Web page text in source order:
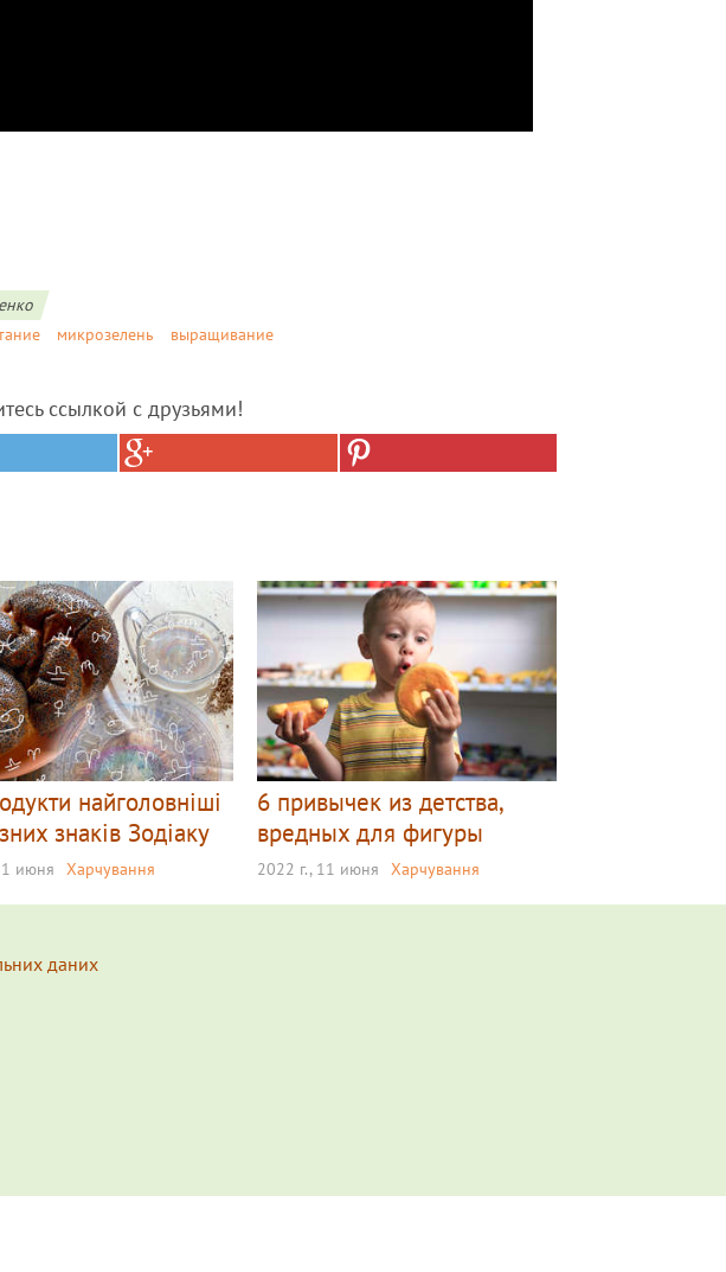
микрозелень выращивание
ссылкой с друзьями!
найголовніші
знаків Зодіаку
июня Харчування
6 привычек из детства,
вредных для фигуры
2022 г., 11 июня Харчування
даних